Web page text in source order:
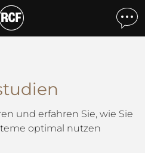
und erfahren Sie, wie Sie
optimal nutzen